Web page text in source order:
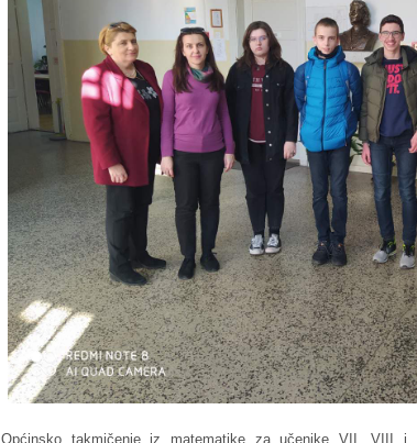
Općinsko takmičenje iz matematike za učenike VII, VIII